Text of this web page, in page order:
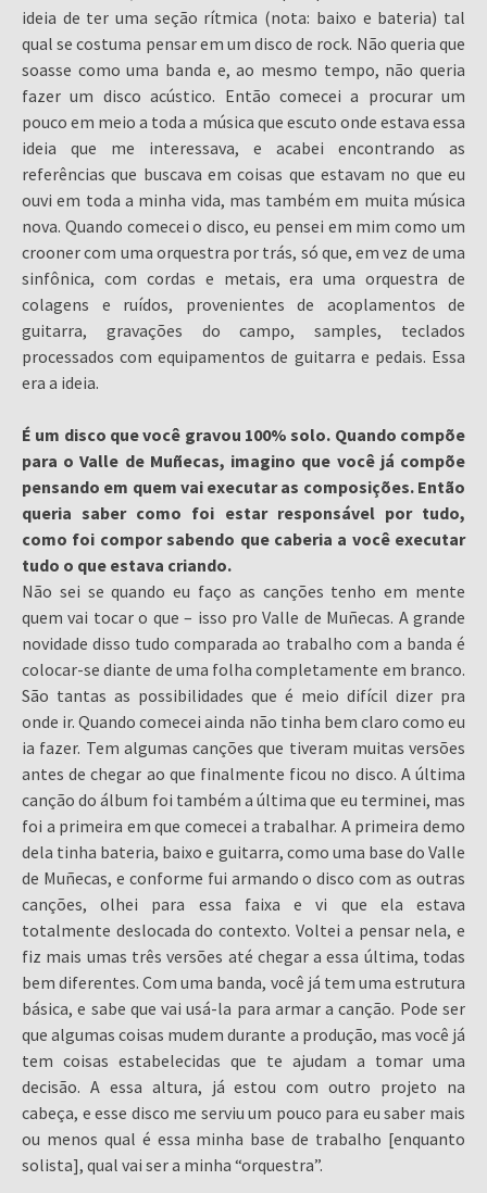
ideia de ter uma seção rítmica (nota: baixo e bateria) tal
qual se costuma pensar em um disco de rock. Não queria que
soasse como uma banda e, ao mesmo tempo, não queria
fazer um disco acústico. Então comecei a procurar um
pouco em meio a toda a música que escuto onde estava essa
ideia que me interessava, e acabei encontrando as
referências que buscava em coisas que estavam no que eu
ouvi em toda a minha vida, mas também em muita música
nova. Quando comecei o disco, eu pensei em mim como um
crooner com uma orquestra por trás, só que, em vez de uma
sinfônica, com cordas e metais, era uma orquestra de
colagens e ruídos, provenientes de acoplamentos de
guitarra, gravações do campo, samples, teclados
processados com equipamentos de guitarra e pedais. Essa
era a ideia.
É um disco que você gravou 100% solo. Quando compõe
para o Valle de Muñecas, imagino que você já compõe
pensando em quem vai executar as composições. Então
queria saber como foi estar responsável por tudo,
como foi compor sabendo que caberia a você executar
tudo o que estava criando.
Não sei se quando eu faço as canções tenho em mente
quem vai tocar o que – isso pro Valle de Muñecas. A grande
novidade disso tudo comparada ao trabalho com a banda é
colocar-se diante de uma folha completamente em branco.
São tantas as possibilidades que é meio difícil dizer pra
onde ir. Quando comecei ainda não tinha bem claro como eu
ia fazer. Tem algumas canções que tiveram muitas versões
antes de chegar ao que finalmente ficou no disco. A última
canção do álbum foi também a última que eu terminei, mas
foi a primeira em que comecei a trabalhar. A primeira demo
dela tinha bateria, baixo e guitarra, como uma base do Valle
de Muñecas, e conforme fui armando o disco com as outras
canções, olhei para essa faixa e vi que ela estava
totalmente deslocada do contexto. Voltei a pensar nela, e
fiz mais umas três versões até chegar a essa última, todas
bem diferentes. Com uma banda, você já tem uma estrutura
básica, e sabe que vai usá-la para armar a canção. Pode ser
que algumas coisas mudem durante a produção, mas você já
tem coisas estabelecidas que te ajudam a tomar uma
decisão. A essa altura, já estou com outro projeto na
cabeça, e esse disco me serviu um pouco para eu saber mais
ou menos qual é essa minha base de trabalho [enquanto
solista], qual vai ser a minha “orquestra”.